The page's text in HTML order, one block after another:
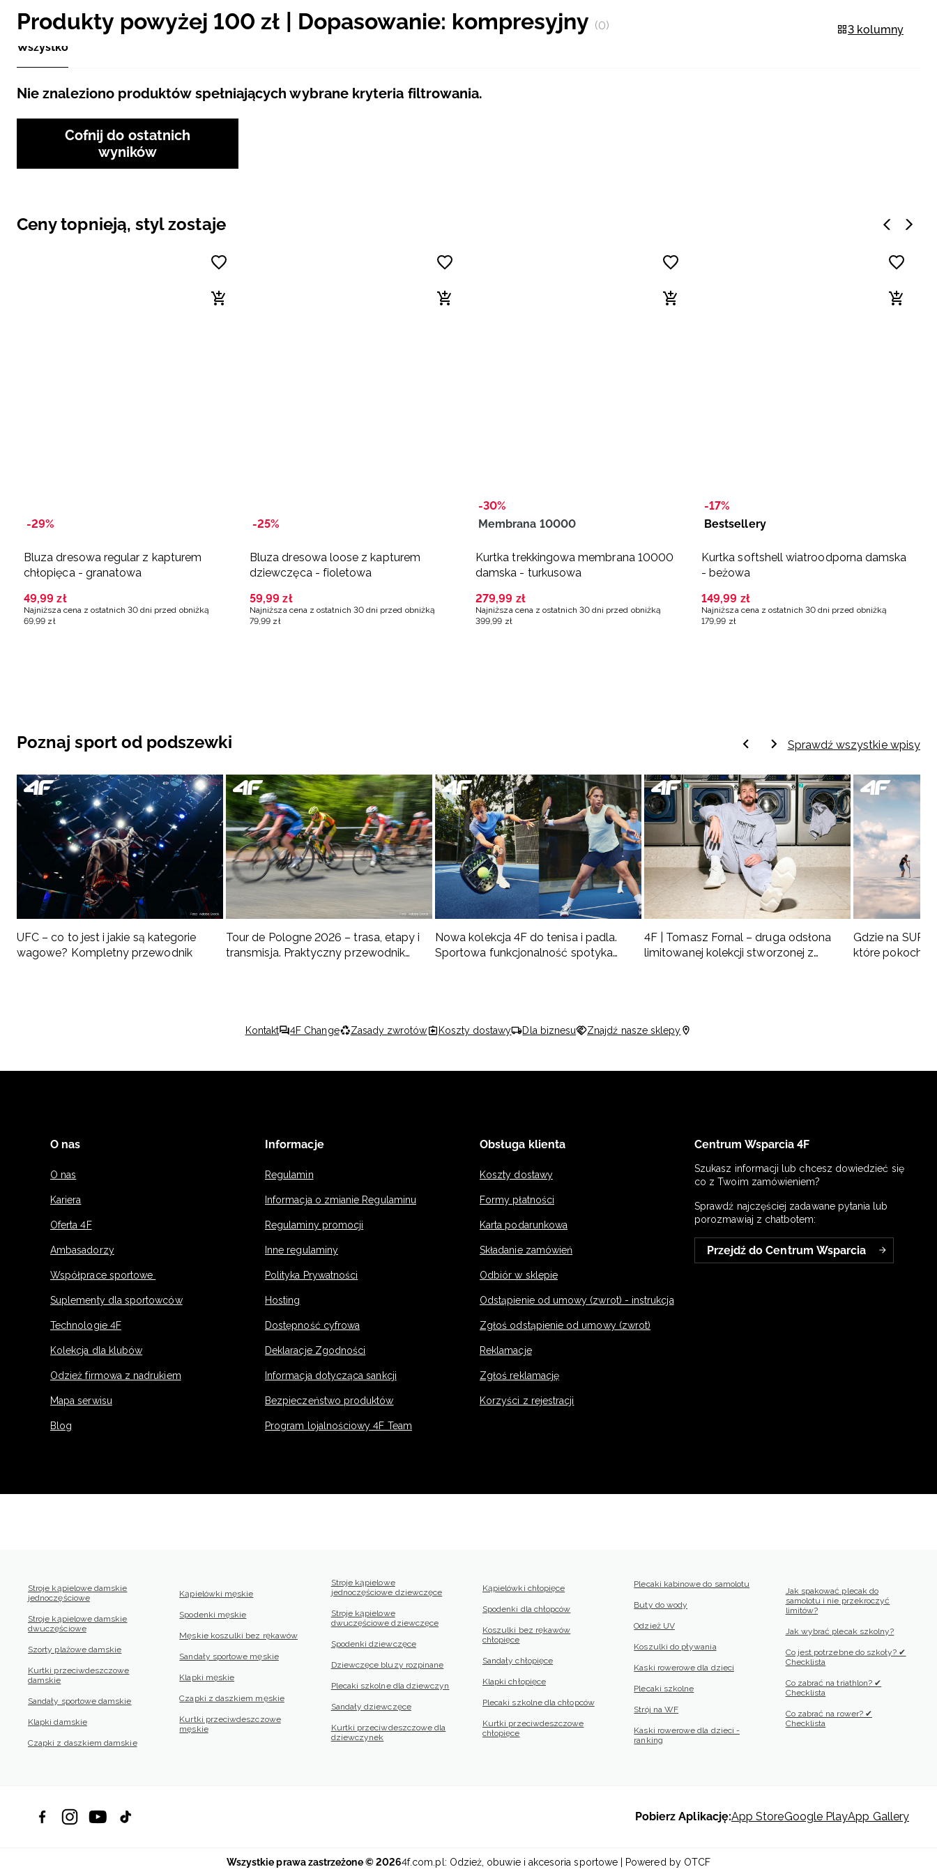
3 kolumny
Produkty powyżej 100 zł | Dopasowanie: kompresyjny (0)
Wszystko
Nie znaleziono produktów spełniających wybrane kryteria filtrowania.
Cofnij do ostatnich
wyników
Ceny topnieją, styl zostaje
-29%
Bluza dresowa regular z kapturem
chłopięca - granatowa
49,99 zł
Najniższa cena z ostatnich 30 dni przed obniżką
69 ,99 zł
-25%
Bluza dresowa loose z kapturem
dziewczęca - fioletowa
59,99 zł
Najniższa cena z ostatnich 30 dni przed obniżką
79 ,99 zł
-30%
Membrana 10000
Kurtka trekkingowa membrana 10000
damska - turkusowa
279,99 zł
Najniższa cena z ostatnich 30 dni przed obniżką
399 ,99 zł
-17%
Bestsellery
Kurtka softshell wiatroodporna damska
- beżowa
149,99 zł
Najniższa cena z ostatnich 30 dni przed obniżką
179 ,99 zł
Poznaj sport od podszewki Sprawdź wszystkie wpisy
UFC – co to jest i jakie są kategorie
wagowe? Kompletny przewodnik
Tour de Pologne 2026 – trasa, etapy i
transmisja. Praktyczny przewodnik
Nowa kolekcja 4F do tenisa i padla.
Sportowa funkcjonalność spotyka
4F | Tomasz Fornal – druga odsłona
limitowanej kolekcji stworzonej z
Gdzie na SUP
które
Kontakt 4F Change Zasady zwrotów Koszty dostawy Dla biznesu Znajdź nasze sklepy
O nas
O nas
Kariera
Oferta 4F
Ambasadorzy
Współprace sportowe
Suplementy dla sportowców
Technologie 4F
Kolekcja dla klubów
Odzież firmowa z nadrukiem
Mapa serwisu
Blog
Informacje
Regulamin
Informacja o zmianie Regulaminu
Regulaminy promocji
Inne regulaminy
Polityka Prywatności
Hosting
Dostępność cyfrowa
Deklaracje Zgodności
Informacja dotycząca sankcji
Bezpieczeństwo produktów
Program lojalnościowy 4F Team
Obsługa klienta
Koszty dostawy
Formy płatności
Karta podarunkowa
Składanie zamówień
Odbiór w sklepie
Odstąpienie od umowy (zwrot) - instrukcja
Zgłoś odstąpienie od umowy (zwrot)
Reklamacje
Zgłoś reklamację
Korzyści z rejestracji
Centrum Wsparcia 4F
Szukasz informacji lub chcesz dowiedzieć się
co z Twoim zamówieniem?
Sprawdź najczęściej zadawane pytania lub
porozmawiaj z chatbotem:
Przejdź do Centrum Wsparcia
Stroje kąpielowe damskie
jednoczęściowe
Stroje kąpielowe damskie
dwuczęściowe
Szorty plażowe damskie
Kurtki przeciwdeszczowe
damskie
Sandały sportowe damskie
Klapki damskie
Czapki z daszkiem damskie
Kąpielówki męskie
Spodenki męskie
Męskie koszulki bez rękawów
Sandały sportowe męskie
Klapki męskie
Czapki z daszkiem męskie
Kurtki przeciwdeszczowe
męskie
Stroje kąpielowe
jednoczęściowe dziewczęce
Stroje kąpielowe
dwuczęściowe dziewczęce
Spodenki dziewczęce
Dziewczęce bluzy rozpinane
Plecaki szkolne dla dziewczyn
Sandały dziewczęce
Kurtki przeciwdeszczowe dla
dziewczynek
Kąpielówki chłopięce
Spodenki dla chłopców
Koszulki bez rękawów
chłopięce
Sandały chłopięce
Klapki chłopięce
Plecaki szkolne dla chłopców
Kurtki przeciwdeszczowe
chłopięce
Plecaki kabinowe do samolotu
Buty do wody
Odzież UV
Koszulki do pływania
Kaski rowerowe dla dzieci
Plecaki szkolne
Strój na WF
Kaski rowerowe dla dzieci -
ranking
Jak spakować plecak do
samolotu i nie przekroczyć
limitów?
Jak wybrać plecak szkolny?
Co jest potrzebne do szkoły? ✔
Checklista
Co zabrać na triathlon? ✔
Checklista
Co zabrać na rower? ✔
Checklista
Pobierz Aplikację:App StoreGoogle PlayApp Gallery
Wszystkie prawa zastrzeżone © 20264f.com.pl: Odzież, obuwie i akcesoria sportowe | Powered by OTCF